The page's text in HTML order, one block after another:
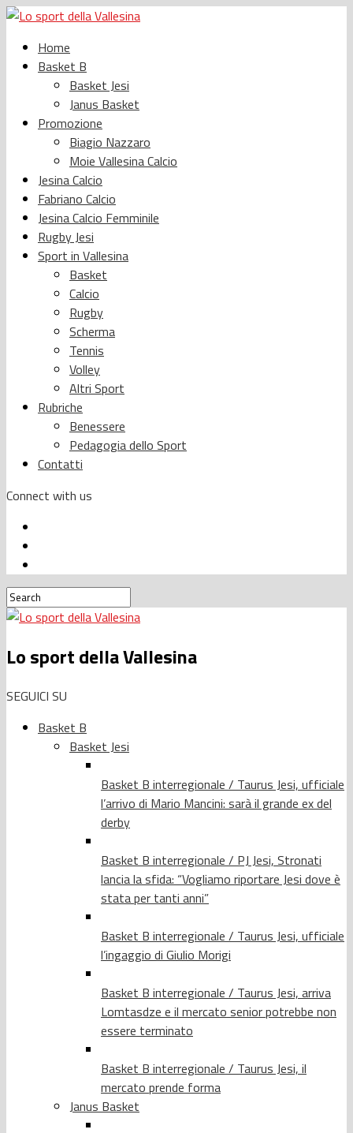
Home
Basket B
Basket Jesi
Janus Basket
Promozione
Biagio Nazzaro
Moie Vallesina Calcio
Jesina Calcio
Fabriano Calcio
Jesina Calcio Femminile
Rugby Jesi
Sport in Vallesina
Basket
Calcio
Rugby
Scherma
Tennis
Volley
Altri Sport
Rubriche
Benessere
Pedagogia dello Sport
Contatti
Connect with us
Lo sport della Vallesina
SEGUICI SU
Basket B
Basket Jesi
Basket B interregionale / Taurus Jesi, ufficiale
l’arrivo di Mario Mancini: sarà il grande ex del
derby
Basket B interregionale / PJ Jesi, Stronati
lancia la sfida: “Vogliamo riportare Jesi dove è
stata per tanti anni”
Basket B interregionale / Taurus Jesi, ufficiale
l’ingaggio di Giulio Morigi
Basket B interregionale / Taurus Jesi, arriva
Lomtasdze e il mercato senior potrebbe non
essere terminato
Basket B interregionale / Taurus Jesi, il
mercato prende forma
Janus Basket